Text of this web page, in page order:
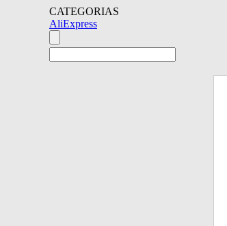
CATEGORIAS
AliExpress